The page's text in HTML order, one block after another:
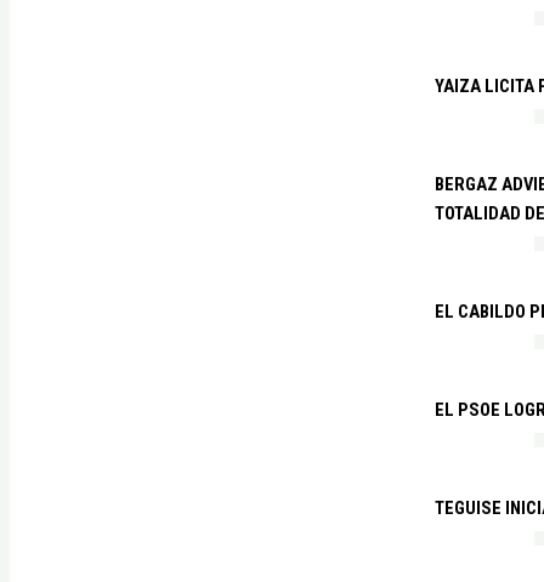
YAIZA LICITA
BERGAZ
TOTALIDAD
EL CABILDO
EL PSOE
TEGUISE